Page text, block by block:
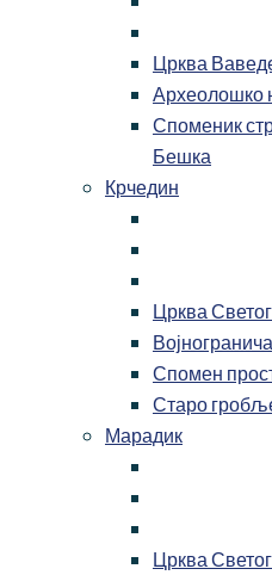
Црква
Археолошко
Споменик
Бешка
Крчедин
Црква
Спомен
Старо
Марадик
Црква